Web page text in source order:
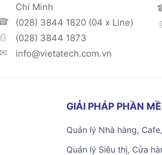
Chí Minh
(028) 3844 1820 (04 x Line)
(028) 3844 1873
info@vietatech.com.vn
GIẢI PHÁP PHẦN
Quản lý Nhà hàng,
Quản lý Siêu thị, Cửa